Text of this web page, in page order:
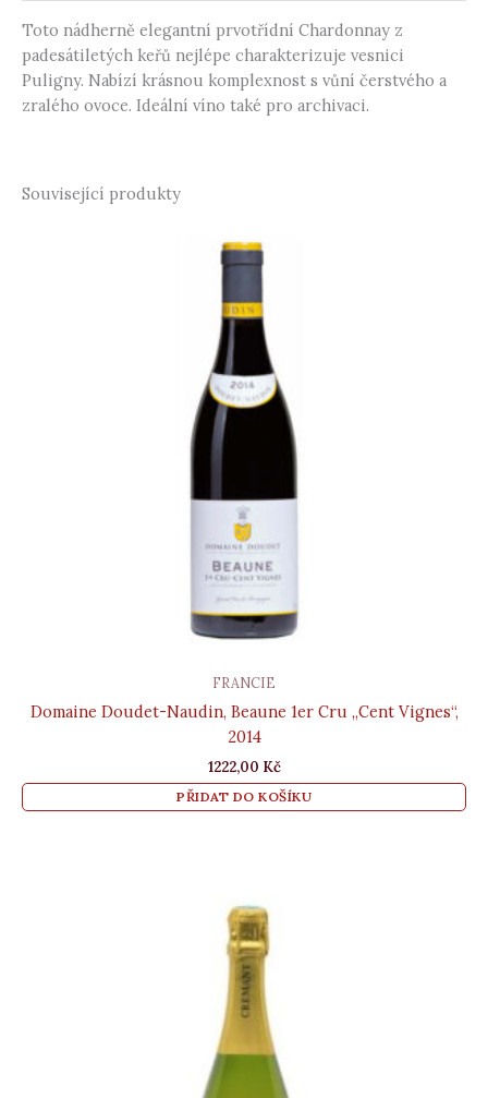
Toto nádherně elegantní prvotřídní Chardonnay z
padesátiletých keřů nejlépe charakterizuje vesnici
Puligny. Nabízí krásnou komplexnost s vůní čerstvého a
zralého ovoce. Ideální víno také pro archivaci.
Související produkty
FRANCIE
Domaine Doudet-Naudin, Beaune 1er Cru „Cent Vignes“,
2014
1222,00 Kč
PŘIDAT DO KOŠÍKU